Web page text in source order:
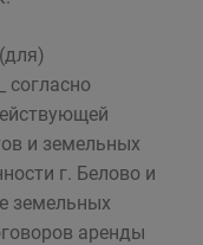
согласно
и земельных
г. Белово и
земельных
аренды